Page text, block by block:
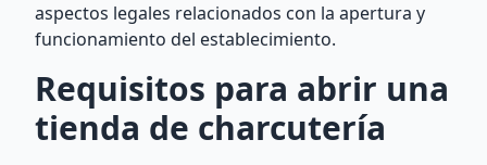
aspectos legales relacionados con la apertura y
funcionamiento del establecimiento.
Requisitos para abrir una
tienda de charcutería